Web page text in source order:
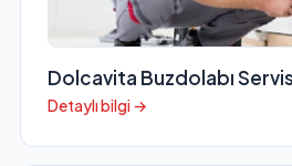
Dolcavita Buzdolabı
Detaylı bilgi →